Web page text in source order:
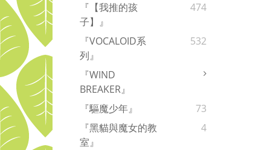
『【我推的孩
子】』
474
『VOCALOID系
列』
532
『WIND
BREAKER』
『驅魔少年』
73
『黑貓與魔女的教
室』
4